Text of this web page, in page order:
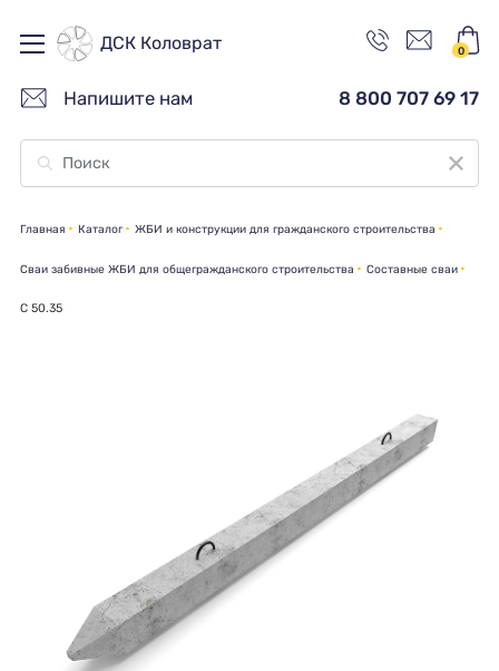
ДСК Коловрат 0
Напишите нам 8 800 707 69 17
Главная Каталог ЖБИ и конструкции для гражданского строительства
Сваи забивные ЖБИ для общегражданского строительства Составные сваи
C 50.35